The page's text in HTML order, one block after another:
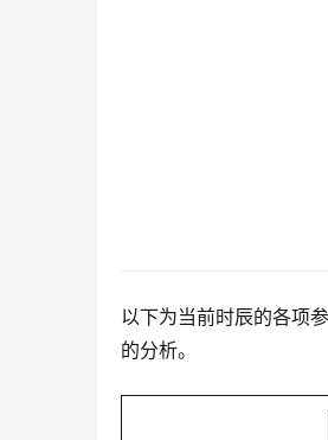
以下为当前时辰的各项
的分析。